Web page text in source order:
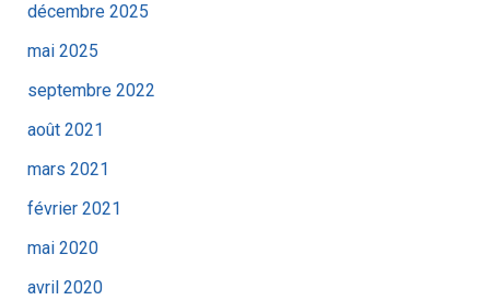
décembre 2025
mai 2025
septembre 2022
août 2021
mars 2021
février 2021
mai 2020
avril 2020